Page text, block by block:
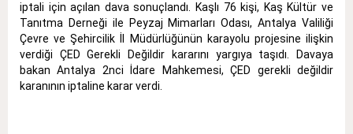
iptali için açılan dava sonuçlandı. Kaşlı 76 kişi, Kaş Kültür ve
Tanıtma Derneği ile Peyzaj Mimarları Odası, Antalya Valiliği
Çevre ve Şehircilik İl Müdürlüğünün karayolu projesine ilişkin
verdiği ÇED Gerekli Değildir kararını yargıya taşıdı. Davaya
bakan Antalya 2nci İdare Mahkemesi, ÇED gerekli değildir
karanının iptaline karar verdi.